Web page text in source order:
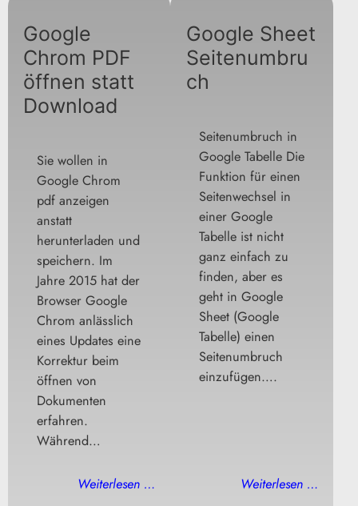
Google
Chrom PDF
öffnen statt
Download
Sie wollen in
Google Chrom
pdf anzeigen
anstatt
herunterladen und
speichern. Im
Jahre 2015 hat der
Browser Google
Chrom anlässlich
eines Updates eine
Korrektur beim
öffnen von
Dokumenten
erfahren.
Während…
Weiterlesen …
Google Sheet
Seitenumbru
ch
Seitenumbruch in
Google Tabelle Die
Funktion für einen
Seitenwechsel in
einer Google
Tabelle ist nicht
ganz einfach zu
finden, aber es
geht in Google
Sheet (Google
Tabelle) einen
Seitenumbruch
einzufügen….
Weiterlesen …